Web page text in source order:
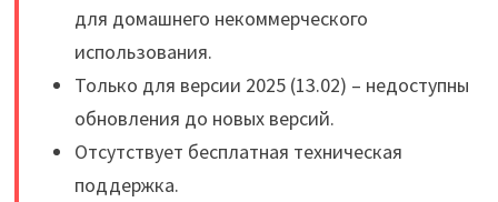
для домашнего некоммерческого
использования.
Только для версии 2025 (13.02) – недоступны
обновления до новых версий.
Отсутствует бесплатная техническая
поддержка.